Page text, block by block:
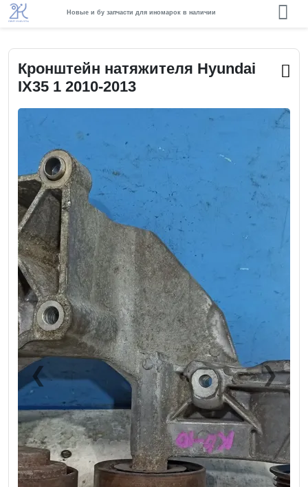
Новые и бу запчасти для иномарок в наличии
Кронштейн натяжителя Hyundai
IX35 1 2010-2013
❮
Previous ❯Next